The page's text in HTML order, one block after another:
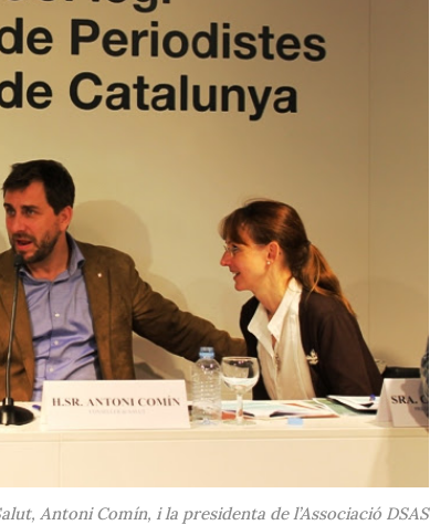
Antoni Comín, i la presidenta de l’Associació DSAS